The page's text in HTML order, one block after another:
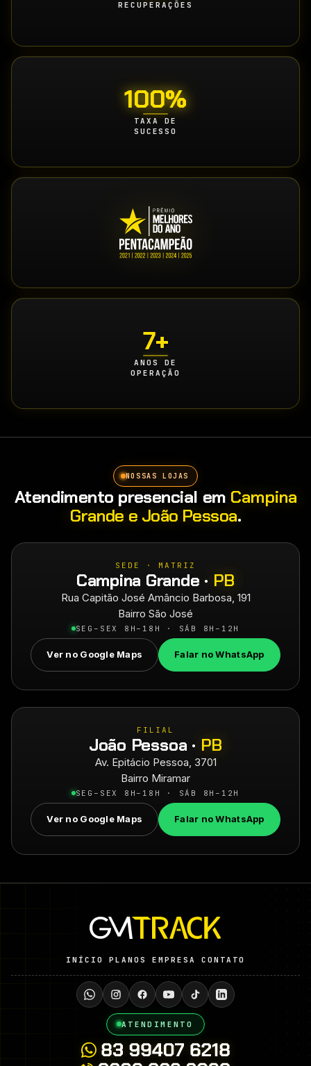
RECUPERAÇÕES
100%
TAXA DE
SUCESSO
7+
ANOS DE
OPERAÇÃO
NOSSAS LOJAS
Atendimento presencial em Campina
Grande e João Pessoa.
SEDE · MATRIZ
Campina Grande · PB
Rua Capitão José Amâncio Barbosa, 191
Bairro São José
SEG–SEX 8H–18H · SÁB 8H–12H
Ver no Google Maps Falar no WhatsApp
FILIAL
João Pessoa · PB
Av. Epitácio Pessoa, 3701
Bairro Miramar
SEG–SEX 8H–18H · SÁB 8H–12H
Ver no Google Maps Falar no WhatsApp
INÍCIO PLANOS EMPRESA CONTATO
ATENDIMENTO